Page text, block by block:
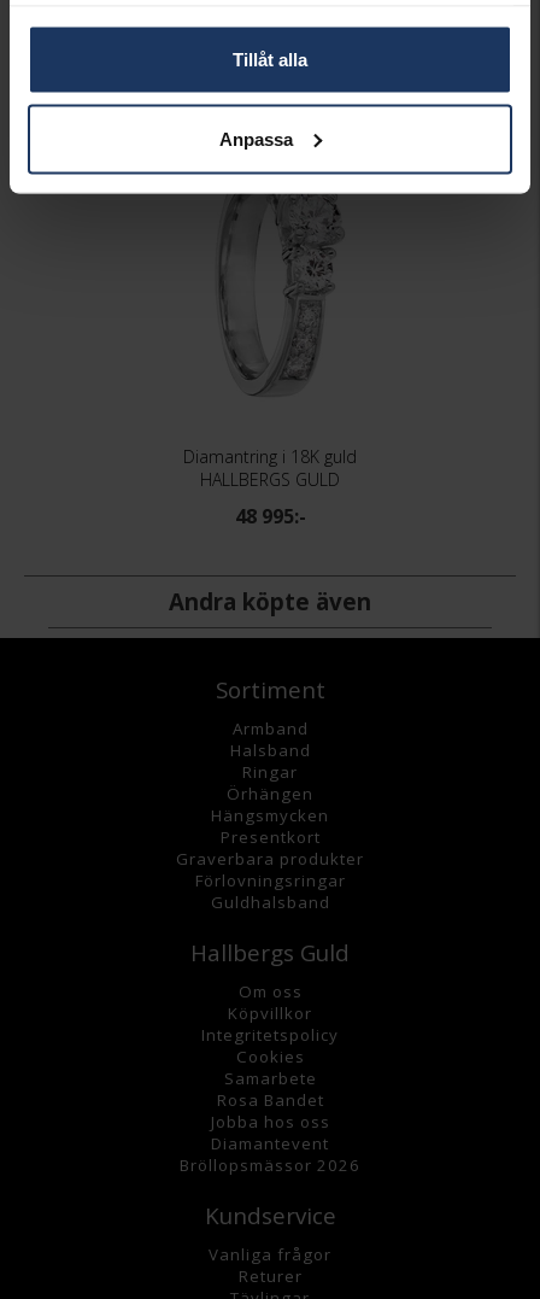
Tillåt alla
Anpassa
Matchande produkter och andra varianter
Diamantring i 18K guld
HALLBERGS GULD
48 995:-
Andra köpte även
Sortiment
Armband
Halsband
Ringar
Örhängen
Hängsmycken
Presentkort
Graverbara produkter
Förlovningsringar
Guldhalsband
Hallbergs Guld
Om oss
Köpvillkor
Integritetspolicy
Cookies
Samarbete
Rosa Bandet
Jobba hos oss
Diamantevent
Bröllopsmässor 2026
Kundservice
Vanliga frågor
Returer